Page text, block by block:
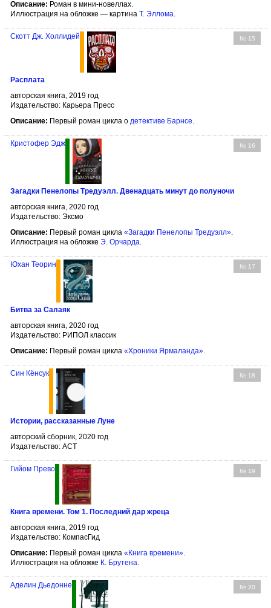
Описание: Роман в мини-новеллах.
Иллюстрация на обложке — картина Т. Эллома.
№ 15
Скотт Дж. Холлидей
Расплата
авторская книга, 2019 год
Издательство: Карьера Пресс
Описание: Первый роман цикла о детективе Барнсе.
№ 16
Кристофер Эдж
Загадки Пенелопы Тредуэлл. Двенадцать минут до полуночи
авторская книга, 2020 год
Издательство: Эксмо
Описание: Первый роман цикла «Загадки Пенелопы Тредуэлл»
Иллюстрация на обложке Э. Орчарда
№ 17
Юхан Теорин
Битва за Салаяк
авторская книга, 2020 год
Издательство: РИПОЛ классик
Описание: Первый роман цикла «Хроники Ярмаланда».
№ 18
Син Кёнсук
Истории, рассказанные Луне
авторский сборник, 2020 год
Издательство: АСТ
№ 19
Гийом Прево
Книга времени. Том 1. Последний дар жреца
авторская книга, 2019 год
Издательство: КомпасГид
Описание: Первый роман цикла «Книга времени».
Иллюстрация на обложке К. Брутена.
№ 20
Аделин Дьедонне